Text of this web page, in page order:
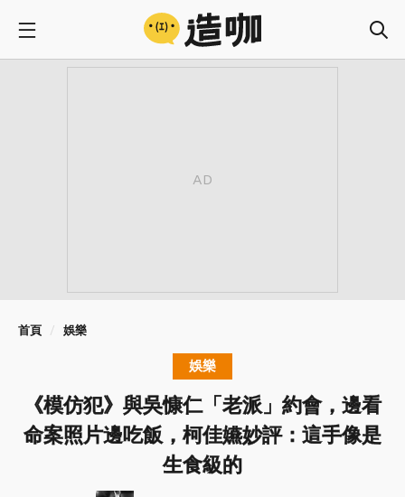
首頁 娛樂
娛樂
《模仿犯》與吳慷仁「老派」約會，邊看
命案照片邊吃飯，柯佳嬿妙評：這手像是
生食級的